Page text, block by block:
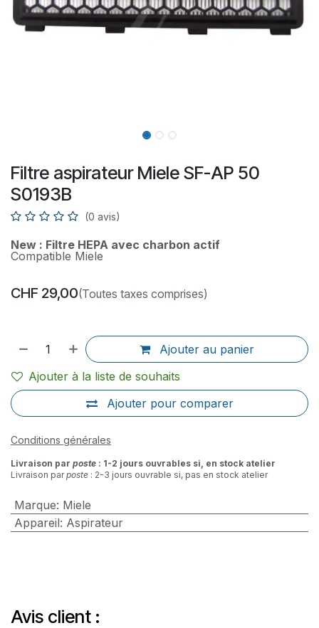
Filtre aspirateur Miele SF-AP 50
S0193B
(0 avis)
New : Filtre HEPA avec charbon actif
Compatible Miele
CHF 29,00(Toutes taxes comprises)
Ajouter au panier
Ajouter pour comparer
Ajouter à la liste de souhaits
Conditions générales
Livraison par poste : 1-2 jours ouvrables si, en stock atelier
Livraison parposte : 2-3 jours ouvrable si, pas en stock atelier
Marque: Miele
Appareil: Aspirateur
Avis client :